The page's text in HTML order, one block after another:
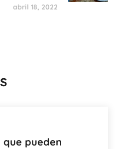
abril 18, 2022
pueden